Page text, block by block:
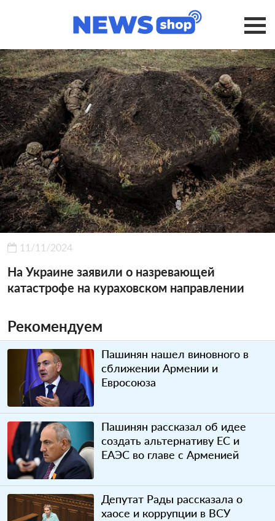
11/11/2024
На Украине заявили о назревающей
катастрофе на кураховском направлении
Рекомендуем
Пашинян нашел виновного в
сближении Армении и
Евросоюза
Пашинян рассказал об идее
создать альтернативу ЕС и
ЕАЭС во главе с Арменией
Депутат Рады рассказала о
хаосе и коррупции в ВСУ